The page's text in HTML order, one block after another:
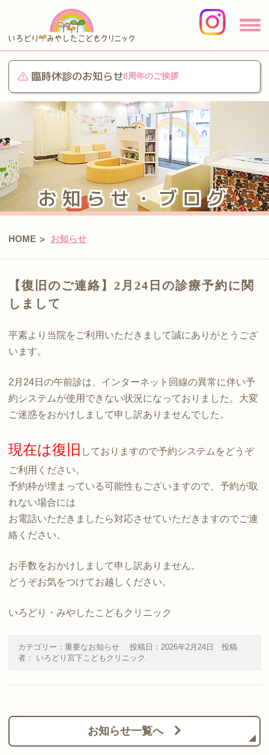
臨時休診のお知らせ8周年のご挨拶
お知らせ・ブログ
HOME > お知らせ
【復旧のご連絡】2月24日の診療予約に関
しまして
平素より当院をご利用いただきまして誠にありがとうござ
います。
2月24日の午前診は、インターネット回線の異常に伴い予
約システムが使用できない状況になっておりました。大変
ご迷惑をおかけしまして申し訳ありませんでした。
現在は復旧 しておりますので予約システムをどうぞ
ご利用ください。
予約枠が埋まっている可能性もございますので、予約が取
れない場合には
お電話いただきましたら対応させていただきますのでご連
絡ください。
お手数をおかけしまして申し訳ありません。
どうぞお気をつけてお越しください。
いろどり・みやしたこどもクリニック
カテゴリー： 重要なお知らせ 投稿日： 2026年2月24日
投稿
者： いろどり宮下こどもクリニック
お知らせ一覧へ